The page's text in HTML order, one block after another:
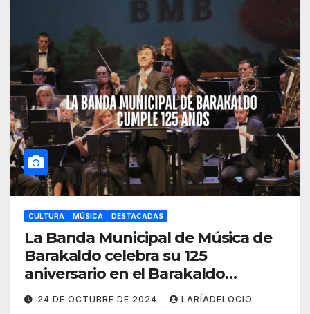
CULTURA MÚSICA DESTACADAS
La Banda Municipal de Música de
Barakaldo celebra su 125
aniversario en el Barakaldo
Antzokia y el BEC
24 DE OCTUBRE DE 2024 LARÍADELOCIO